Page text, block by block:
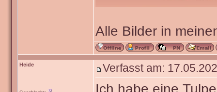
Alle Bilder in
Heide Verfasst am:
Ich habe eine